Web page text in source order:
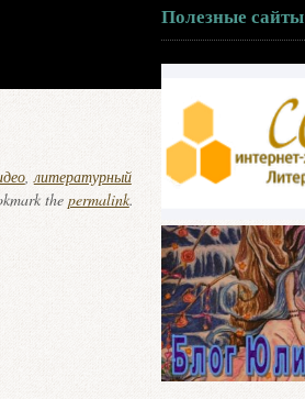
,литературный
the permalink.
Полезные сайты